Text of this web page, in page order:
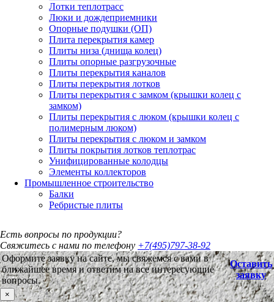
Лотки теплотрасс
Люки и дождеприемники
Опорные подушки (ОП)
Плита перекрытия камер
Плиты низа (днища колец)
Плиты опорные разгрузочные
Плиты перекрытия каналов
Плиты перекрытия лотков
Плиты перекрытия с замком (крышки колец с
замком)
Плиты перекрытия с люком (крышки колец с
полимерным люком)
Плиты перекрытия с люком и замком
Плиты покрытия лотков теплотрас
Унифицированные колодцы
Элементы коллекторов
Промышленное строительство
Балки
Ребристые плиты
Есть вопросы по продукции?
Свяжитесь с нами по телефону +7(495)797-38-92
Оформите заявку на сайте, мы свяжемся с вами в
ближайшее время и ответим на все интересующие
вопросы.
Оставить
заявку
×